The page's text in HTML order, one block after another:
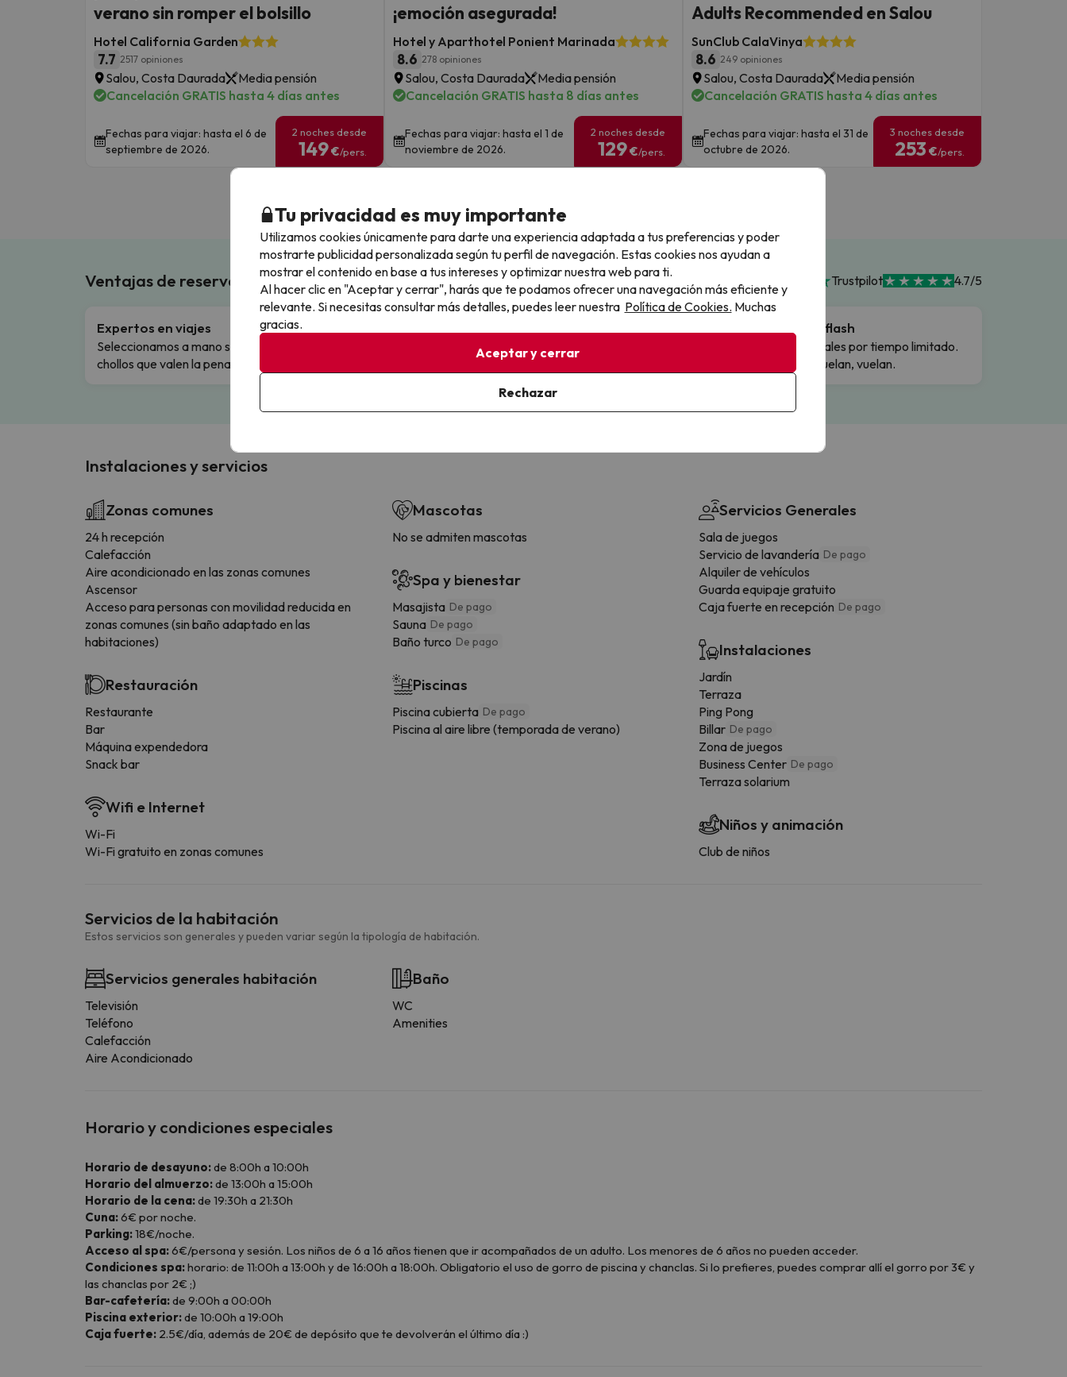
verano sin romper el bolsillo
Hotel California Garden
7.7 2517 opiniones
Salou, Costa Daurada
Media pensión
Cancelación GRATIS hasta 4 días antes
Fechas para viajar: hasta el 6 de
septiembre de 2026.
2 noches desde
149€/pers.
¡emoción asegurada!
Hotel y Aparthotel Ponient Marinada
8.6 278 opiniones
Salou, Costa Daurada
Media pensión
Cancelación GRATIS hasta 8 días antes
Fechas para viajar: hasta el 1 de
noviembre de 2026.
2 noches desde
129€/pers.
Adults Recommended en Salou
SunClub CalaVinya
8.6 249 opiniones
Salou, Costa Daurada
Media pensión
Cancelación GRATIS hasta 4 días antes
Fechas para viajar: hasta el 31 de
octubre de 2026.
3 noches desde
253 €/pers.
Ventajas de reservar en Buscounchollo Trustpilot 4.7/5
Expertos en viajes
Seleccionamos a mano solo los
chollos que valen la pena.
Cambios y cancelaciones con total
Ofertas flash
Precios reales por tiempo limitado.
Cuando vuelan, vuelan.
Instalaciones y servicios
Zonas comunes
24 h recepción
Calefacción
Aire acondicionado en las zonas comunes
Ascensor
Acceso para personas con movilidad reducida en
zonas comunes (sin baño adaptado en las
habitaciones)
Restauración
Restaurante
Bar
Máquina expendedora
Snack bar
Wifi e Internet
Wi-Fi
Wi-Fi gratuito en zonas comunes
Mascotas
No se admiten mascotas
Spa y bienestar
Masajista De pago
Sauna De pago
Baño turco De pago
Piscinas
Piscina cubierta De pago
Piscina al aire libre (temporada de verano)
Servicios Generales
Sala de juegos
Servicio de lavandería De pago
Alquiler de vehículos
Guarda equipaje gratuito
Caja fuerte en recepción De pago
Instalaciones
Jardín
Terraza
Ping Pong
Billar De pago
Zona de juegos
Business Center De pago
Terraza solarium
Niños y animación
Club de niños
Servicios de la habitación
Estos servicios son generales y pueden variar según la tipología de habitación.
Servicios generales habitación
Televisión
Teléfono
Calefacción
Aire Acondicionado
Baño
WC
Amenities
Horario y condiciones especiales
Horario de desayuno:de 8:00h a 10:00h
Horario del almuerzo:de 13:00h a 15:00h
Horario de la cena:de 19:30h a 21:30h
Cuna:6€ por noche.
Parking:18€/noche.
Acceso al spa:6€/persona y sesión. Los niños de 6 a 16 años tienen que ir acompañados de un adulto. Los menores de 6 años no pueden acceder.
Condiciones spa:horario: de 11:00h a 13:00h y de 16:00h a 18:00h. Obligatorio el uso de gorro de piscina y chanclas. Si lo prefieres, puedes comprar allí el gorro por 3€ y
las chanclas por 2€ ;)
Bar-cafetería:de 9:00h a 00:00h
Piscina exterior:de 10:00h a 19:00h
Caja fuerte: 2.5€/día, además de 20€ de depósito que te devolverán el último día :)
Tu privacidad es muy importante
Utilizamos cookies únicamente para darte una experiencia adaptada a tus preferencias y poder
mostrarte publicidad personalizada según tu perfil de navegación. Estas cookies nos ayudan a
mostrar el contenido en base a tus intereses y optimizar nuestra web para ti.
Al hacer clic en "Aceptar y cerrar", harás que te podamos ofrecer una navegación más eficiente y
relevante. Si necesitas consultar más detalles, puedes leer nuestra Política de Cookies. Muchas
gracias.
Aceptar y cerrar
Rechazar